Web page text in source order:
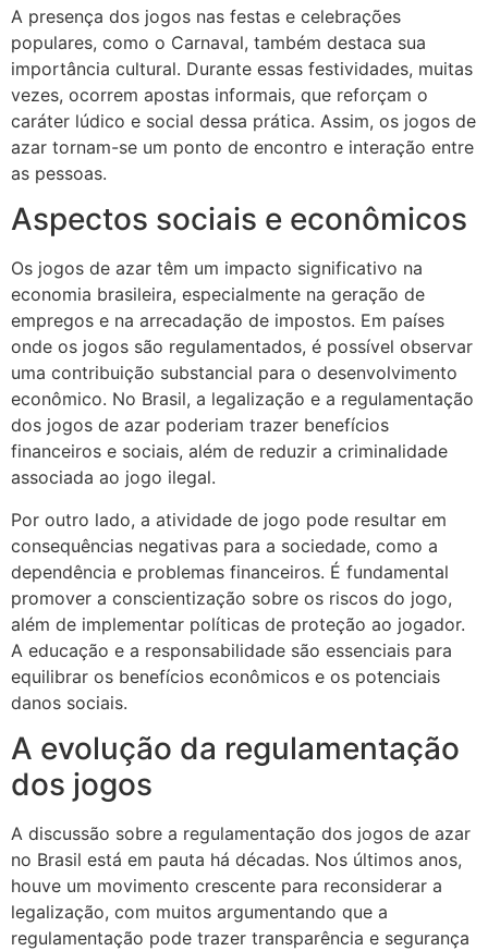
A presença dos jogos nas festas e celebrações
populares, como o Carnaval, também destaca sua
importância cultural. Durante essas festividades, muitas
vezes, ocorrem apostas informais, que reforçam o
caráter lúdico e social dessa prática. Assim, os jogos de
azar tornam-se um ponto de encontro e interação entre
as pessoas.
Aspectos sociais e econômicos
Os jogos de azar têm um impacto significativo na
economia brasileira, especialmente na geração de
empregos e na arrecadação de impostos. Em países
onde os jogos são regulamentados, é possível observar
uma contribuição substancial para o desenvolvimento
econômico. No Brasil, a legalização e a regulamentação
dos jogos de azar poderiam trazer benefícios
financeiros e sociais, além de reduzir a criminalidade
associada ao jogo ilegal.
Por outro lado, a atividade de jogo pode resultar em
consequências negativas para a sociedade, como a
dependência e problemas financeiros. É fundamental
promover a conscientização sobre os riscos do jogo,
além de implementar políticas de proteção ao jogador.
A educação e a responsabilidade são essenciais para
equilibrar os benefícios econômicos e os potenciais
danos sociais.
A evolução da regulamentação
dos jogos
A discussão sobre a regulamentação dos jogos de azar
no Brasil está em pauta há décadas. Nos últimos anos,
houve um movimento crescente para reconsiderar a
legalização, com muitos argumentando que a
regulamentação pode trazer transparência e segurança